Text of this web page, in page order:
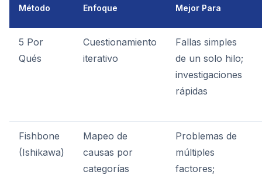
Método Enfoque Mejor Para
5 Por
Qués
Cuestionamiento
iterativo
Fallas simples
de un solo hilo;
investigaciones
rápidas
Fishbone
(Ishikawa)
Mapeo de
causas por
categorías
Problemas de
múltiples
factores;